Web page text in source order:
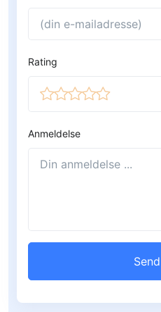
Rating
Anmeldelse
Send